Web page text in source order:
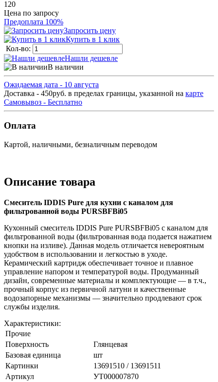
120
Цена по запросу
Предоплата 100%
Запросить цену
Купить в 1 клик
Кол-во:
Нашли дешевле
В наличии
Ожидаемая дата - 10 августа
Доставка - 450руб. в пределах границы, указанной на карте
Самовывоз - Бесплатно
Оплата
Картой, наличными, безналичным переводом
Описание товара
Смеситель IDDIS Pure для кухни с каналом для
фильтрованной воды PURSBFBi05
Кухонный смеситель IDDIS Pure PURSBFBi05 с каналом для
фильтрованной воды (фильтрованная вода подается нажатием
кнопки на изливе). Данная модель отличается невероятным
удобством в использовании и легкостью в уходе.
Керамический картридж обеспечивает точное и плавное
управление напором и температурой воды. Продуманный
дизайн, современные материалы и комплектующие — в т.ч.,
прочный корпус из первичной латуни и качественные
водозапорные механизмы — значительно продлевают срок
службы изделия.
Характеристики:
Прочие
Поверхность
Глянцевая
Базовая единица
шт
Картинки
13691510 / 13691511
Артикул
УТ000007870